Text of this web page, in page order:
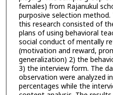
females) from Rajanukul
purposive selection
this research consisted of
plans of using behavioral
social conduct of mentally
(motivation and reward,
generalization) 2) the
3) the interview form. The
observation were analyzed
percentages while the